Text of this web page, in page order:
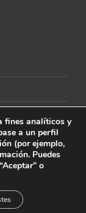
| Web mantenida
fines analíticos y
a un perfil
(por ejemplo,
Puedes
o